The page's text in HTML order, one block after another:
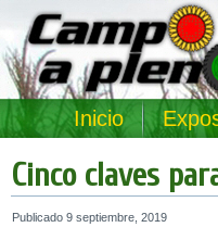
Inicio
Cinco claves
Publicado 9 septiembre, 2019